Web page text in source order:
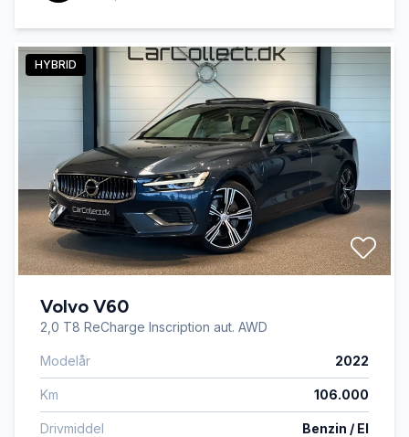
HYBRID
Volvo V60
2,0 T8 ReCharge Inscription aut. AWD
Modelår 2022
Km 106.000
Drivmiddel Benzin / El